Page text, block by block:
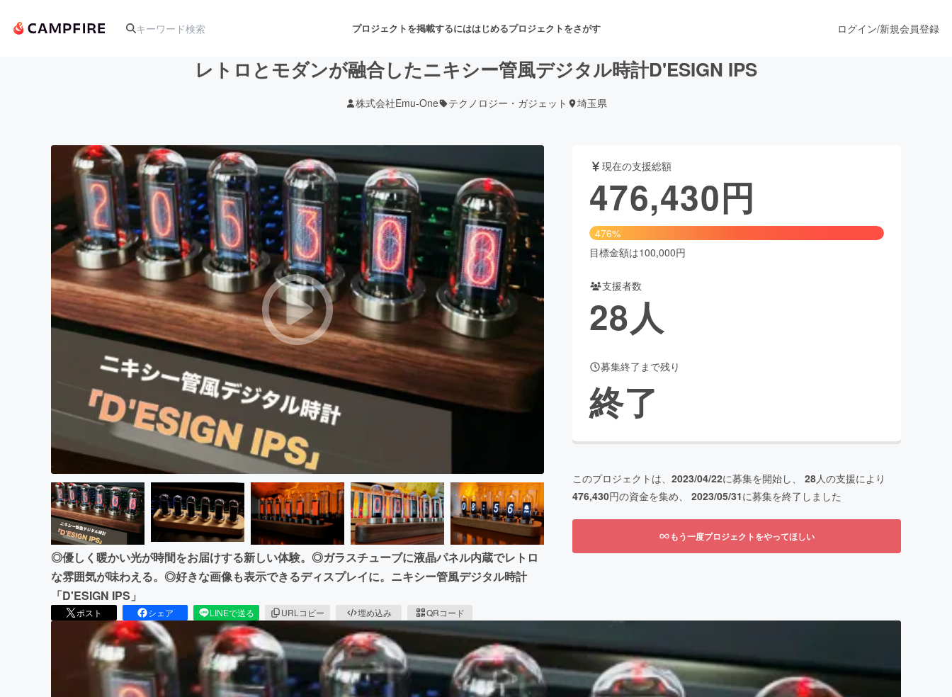
プロジェクトを掲載するにははじめるプロジェクトをさがす
アート・写真 音楽 舞台・パフォーマンス
テクノロジー・ガジェット ゲーム・サービス開発 フード・飲食店 ファッション
映像・映画 書籍・雑誌出版 アニメ・漫画
ビジネス・起業 チャレンジ ビューティー・ヘルスケア
まちづくり・地域活性化
CAMPFIRE for Social GoodCAMPFIRE Creation
CAMPFIREふるさと納税
ログイン/新規会員登録
レトロとモダンが融合したニキシー管風デジタル時計D'ESIGN IPS
株式会社Emu-One テクノロジー・ガジェット 埼玉県
◎優しく暖かい光が時間をお届けする新しい体験。◎ガラスチューブに液晶パネル内蔵でレトロ
な雰囲気が味わえる。◎好きな画像も表示できるディスプレイに。ニキシー管風デジタル時計
「D'ESIGN IPS」
ポスト シェア LINEで送る URLコピー 埋め込み QRコード
現在の支援総額
476,430円
476%
目標金額は100,000円
支援者数
28人
募集終了まで残り
終了
このプロジェクトは、 2023/04/22に募集を開始し、 28人の支援により
476,430円の資金を集め、 2023/05/31に募集を終了しました
もう一度プロジェクトをやってほしい